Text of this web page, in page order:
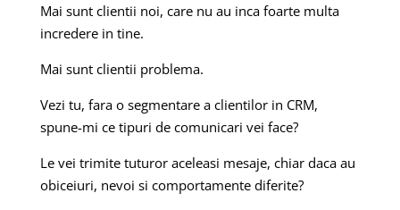
Mai sunt clientii noi, care nu au inca foarte multa
incredere in tine.
Mai sunt clientii problema.
Vezi tu, fara o segmentare a clientilor in CRM,
spune-mi ce tipuri de comunicari vei face?
Le vei trimite tuturor aceleasi mesaje, chiar daca au
obiceiuri, nevoi si comportamente diferite?